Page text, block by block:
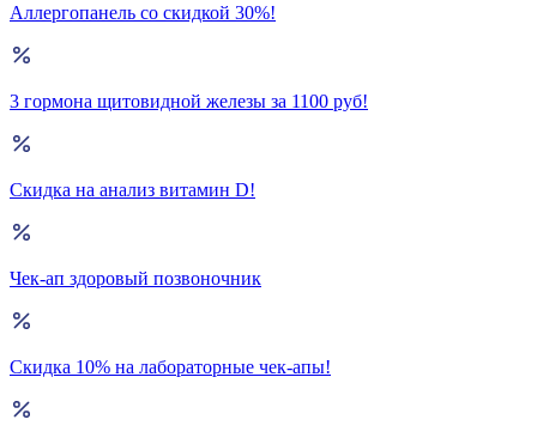
Аллергопанель со скидкой 30%!
3 гормона щитовидной железы за 1100 руб!
Скидка на анализ витамин D!
Чек-ап здоровый позвоночник
Скидка 10% на лабораторные чек-апы!